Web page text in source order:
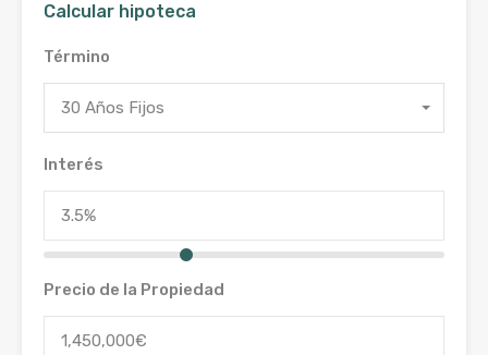
Calcular hipoteca
Término
30 Años Fijos
Interés
Precio de la Propiedad